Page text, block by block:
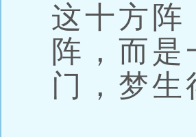
这十方阵
阵，而
门，梦